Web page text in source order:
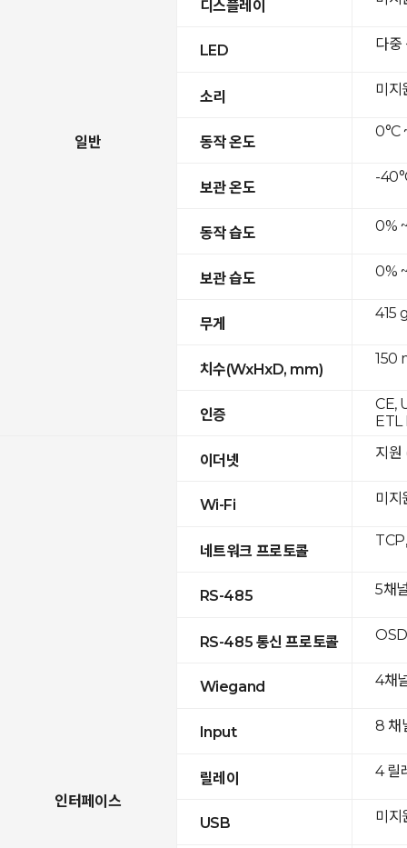
일반
디스플레이
LED
소리
동작 온도
보관 온도
동작 습도
보관 습도
무게
치수(WxHxD, mm)
인증
인터페이스
이더넷
Wi-Fi
네트워크 프로토콜
RS-485
RS-485 통신 프로토콜
Wiegand
Input
릴레이
USB
다중
미지
0°C
-
0%
0%
415
150
CE,
지
미지
5채
4채
8 채
4 릴
미지